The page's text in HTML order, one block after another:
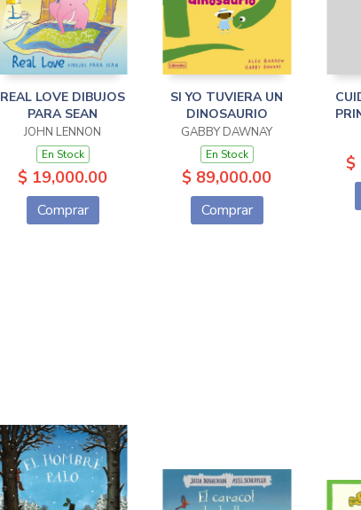
REAL LOVE DIBUJOS
PARA SEAN
JOHN LENNON
En Stock
$ 19,000.00
Comprar
SI YO TUVIERA UN
DINOSAURIO
GABBY DAWNAY
En Stock
$ 89,000.00
Comprar
$